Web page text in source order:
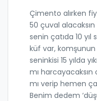
Çimento alırken
50 çuval
senin çatıda 10 yıl
küf var, komşunun
seninkisi 15 yılda
mı harcayacaksın
mı verip hemen
Benim dedem